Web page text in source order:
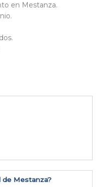
en Mestanza.
de Mestanza​?